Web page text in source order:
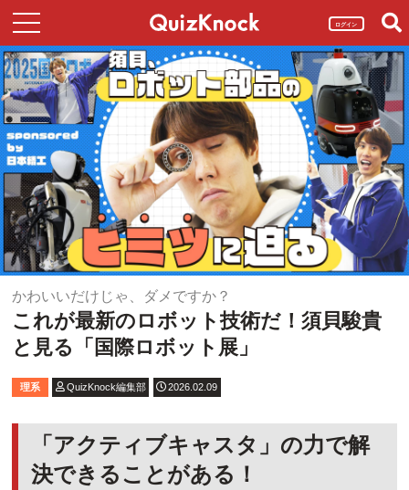
ログイン
かわいいだけじゃ、ダメですか？
これが最新のロボット技術だ！須貝駿貴
と見る「国際ロボット展」
理系 QuizKnock編集部 2026.02.09
「アクティブキャスタ」の力で解
決できることがある！